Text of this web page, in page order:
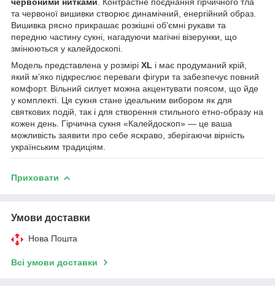
та червоної вишивки створює динамічний, енергійний образ.
Вишивка рясно прикрашає розкішні об’ємні рукави та
передню частину сукні, нагадуючи магічні візерунки, що
змінюються у калейдоскопі.
Модель представлена у розмірі XL і має продуманий крій,
який м’яко підкреслює переваги фігури та забезпечує повний
комфорт. Вільний силует можна акцентувати поясом, що йде
у комплекті. Ця сукня стане ідеальним вибором як для
святкових подій, так і для створення стильного етно-образу на
кожен день. Гірчична сукня «Калейдоскоп» — це ваша
можливість заявити про себе яскраво, зберігаючи вірність
українським традиціям.
Приховати
Умови доставки
Нова Пошта
Всі умови доставки